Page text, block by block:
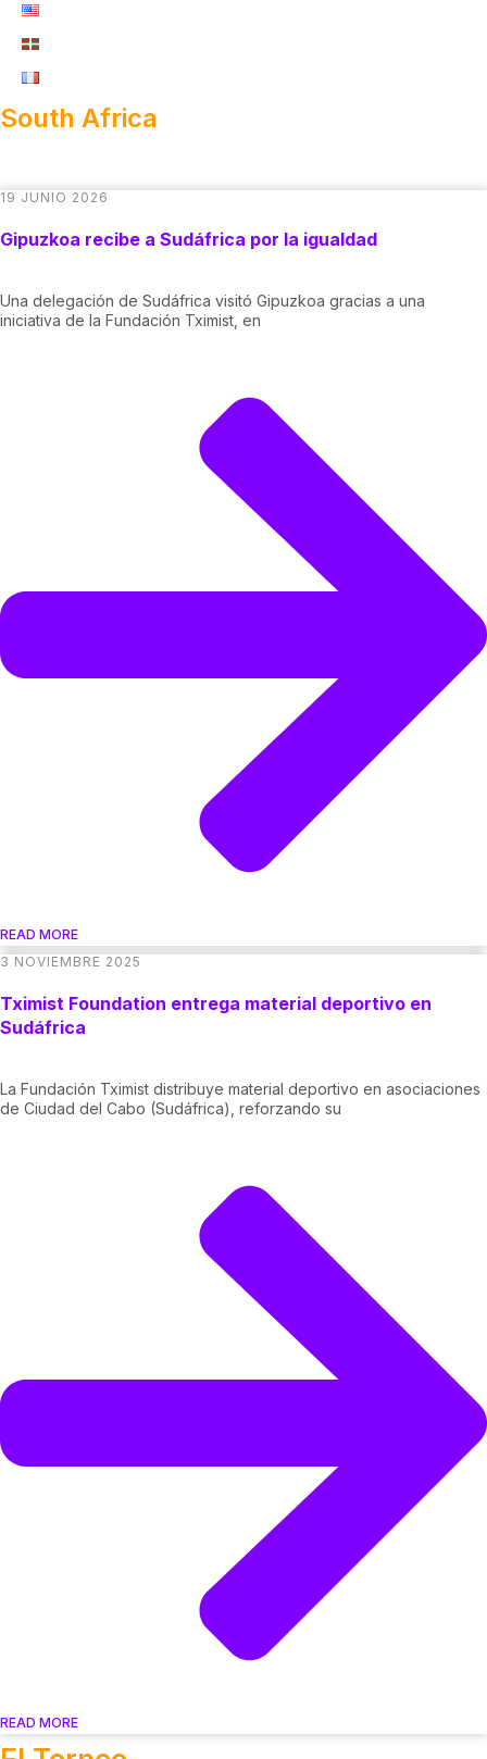
South Africa
19 JUNIO 2026
Gipuzkoa recibe a Sudáfrica por la igualdad
Una delegación de Sudáfrica visitó Gipuzkoa gracias a una
iniciativa de la Fundación Tximist, en
READ MORE
3 NOVIEMBRE 2025
Tximist Foundation entrega material deportivo en
Sudáfrica
La Fundación Tximist distribuye material deportivo en asociaciones
de Ciudad del Cabo (Sudáfrica), reforzando su
READ MORE